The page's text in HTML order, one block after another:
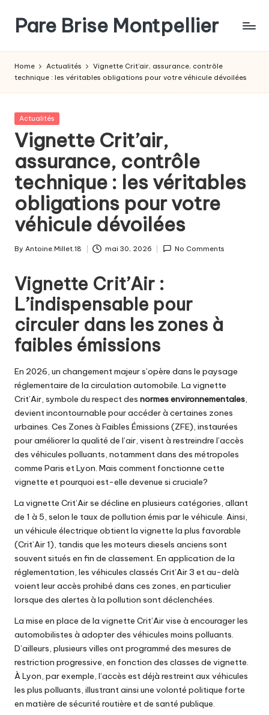
content
Pare Brise Montpellier
Home Actualités
Vignette Crit’air, assurance, contrôle
technique : les véritables obligations pour votre véhicule dévoilées
Posted
Actualités
Vignette Crit’air,
assurance, contrôle
technique : les véritables
obligations pour votre
véhicule dévoilées
Posted
By Antoine.Millet.18 mai 30, 2026 No Comments
Vignette Crit’Air :
L’indispensable pour
circuler dans les zones à
faibles émissions
En 2026, un changement majeur s’opère dans le paysage
réglementaire de la circulation automobile. La vignette
Crit’Air, symbole du respect des normes environnementales
devient incontournable pour accéder à certaines zones
urbaines. Ces Zones à Faibles Émissions (ZFE), instaurées
pour améliorer la qualité de l’air, visent à restreindre l’accès
des véhicules polluants, notamment dans des métropoles
comme Paris et Lyon. Mais comment fonctionne cette
vignette et pourquoi est-elle devenue si cruciale?
La vignette Crit’Air se décline en plusieurs catégories, allant
de 1 à 5, selon le taux de pollution émis par le véhicule. Ainsi,
un véhicule électrique obtient la vignette la plus favorable
(Crit’Air 1), tandis que les moteurs diesels anciens sont
souvent situés en fin de classement. En application de la
réglementation, les véhicules classés Crit’Air 3 et au-delà
voient leur accès prohibé dans ces zones, en particulier
lorsque des alertes à la pollution sont déclenchées.
La mise en place de la vignette Crit’Air vise à encourager les
automobilistes à adopter des véhicules moins polluants.
D’ailleurs, plusieurs villes ont programmé des mesures de
restriction progressive, en fonction des classes de vignette.
À Lyon, par exemple, l’accès est déjà restreint aux véhicules
les plus polluants, illustrant ainsi une volonté politique forte
en matière de sécurité routière et de santé publique.